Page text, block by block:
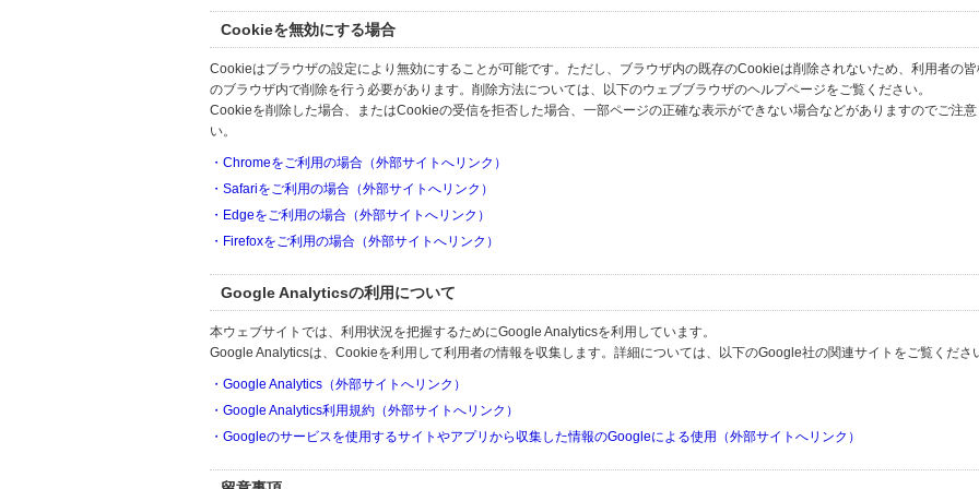
Cookieを無効にする場合
Cookieはブラウザの設定により無効にすることが可能です。ただし、ブラウザ内の既存のCookieは削除されないため、利用者の
のブラウザ内で削除を行う必要があります。削除方法については、以下のウェブブラウザのヘルプページをご覧ください。
Cookieを削除した場合、またはCookieの受信を拒否した場合、一部ページの正確な表示ができない場合などがありますのでご注意
い。
・Chromeをご利用の場合（外部サイトへリンク）
・Safariをご利用の場合（外部サイトへリンク）
・Edgeをご利用の場合（外部サイトへリンク）
・Firefoxをご利用の場合（外部サイトへリンク）
Google Analyticsの利用について
本ウェブサイトでは、利用状況を把握するためにGoogle Analyticsを利用しています。
Google Analyticsは、Cookieを利用して利用者の情報を収集します。詳細については、以下のGoogle社の関連サイトをご覧くださ
・Google Analytics（外部サイトへリンク）
・Google Analytics利用規約（外部サイトへリンク）
・Googleのサービスを使用するサイトやアプリから収集した情報のGoogleによる使用（外部サイトへリンク）